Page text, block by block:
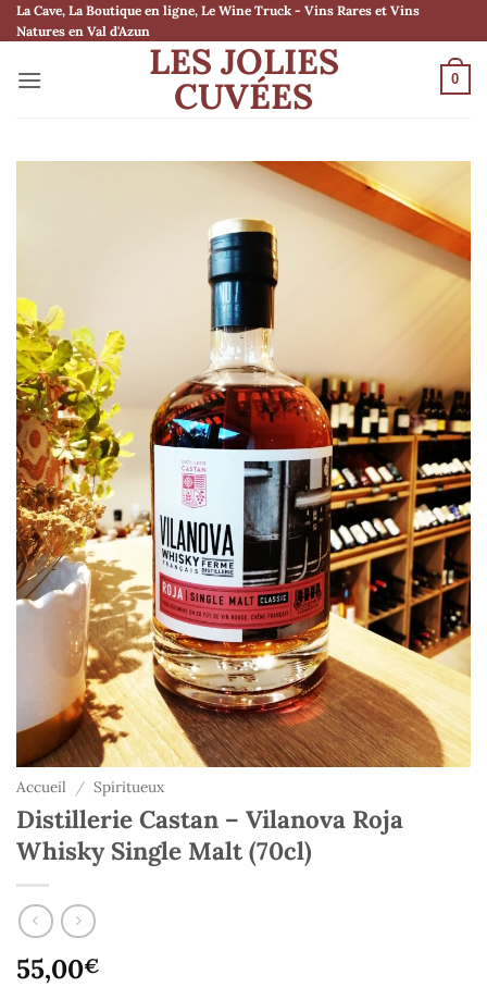
Passer
au
La Cave, La Boutique en ligne, Le Wine Truck - Vins Rares et Vins
Natures en Val d'Azun
LES JOLIES
CUVÉES 0
Accueil / Spiritueux
Distillerie Castan – Vilanova Roja
Whisky Single Malt (70cl)
55,00€